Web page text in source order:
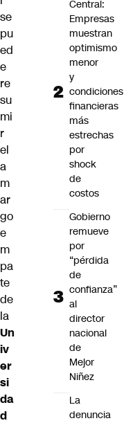
se
pu
ed
e
re
su
mi
r
el
a
m
ar
go
e
m
pa
te
de
la
Un
iv
er
si
da
d
Central:
Empresas
muestran
optimismo
menor
y
condiciones
financieras
más
estrechas
por
shock
de
costos
Gobierno
remueve
por
“pérdida
de
confianza”
al
director
nacional
de
Mejor
Niñez
La
denuncia